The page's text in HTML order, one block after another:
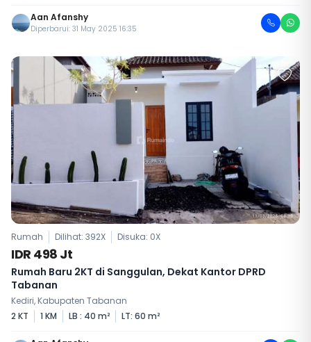
Aan Afanshy
Diperbarui: 31 May 2025 16:35
Rumah Dilihat: 392X Disuka: 0X
IDR 498 Jt
Rumah Baru 2KT di Sanggulan, Dekat Kantor DPRD
Tabanan
Kediri, Kabupaten Tabanan
2 KT
1 KM LB : 40 m² LT: 60 m²